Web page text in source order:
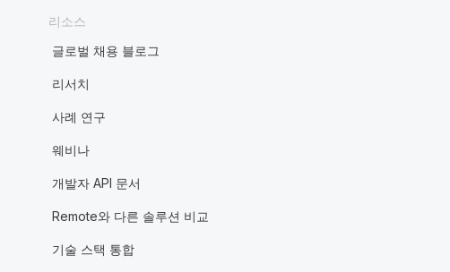
리소스
글로벌 채용 블로그
리서치
사례 연구
웨비나
개발자 API 문서
Remote와 다른 솔루션 비교
기술 스택 통합